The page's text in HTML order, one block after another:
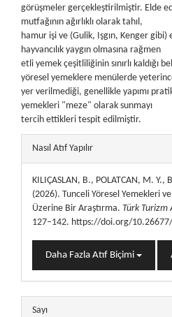
görüşmeler gerçekleştirilmiştir. Elde
mutfağının ağırlıklı olarak tahıl,
hamur işi ve (Gulik, Işgın, Kenger
hayvancılık yaygın olmasına rağmen
etli yemek çeşitliliğinin sınırlı kaldığı
yöresel yemeklere menülerde
yer verilmediği, genellikle yapımı
yemekleri "meze" olarak sunmayı
tercih ettikleri tespit edilmiştir.
Nasıl Atıf Yapılır
KILIÇASLAN, B., POLATCAN, M. Y.,
(2026). Tunceli Yöresel Yemekleri
Üzerine Bir Araştırma. Türk Turizm
127–142. https://doi.org/
Daha Fazla Atıf Biçimi
Sayı